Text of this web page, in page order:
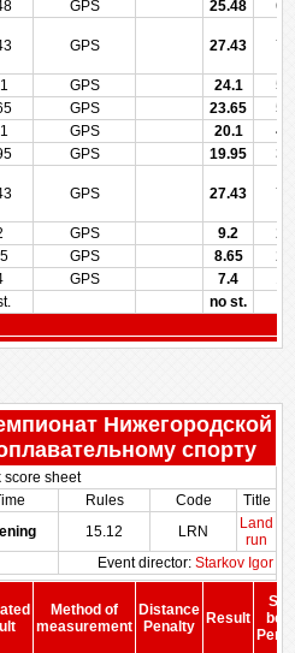
GPS 25.48
GPS 27.43
GPS 24.1
GPS 23.65
GPS 20.1
GPS 19.95
GPS 27.43
GPS 9.2
GPS 8.65
GPS 7.4
no st.
Нижегородской
спорту
score sheet
Rules Code Title
15.12 LRN
Land
run
Event director: Starkov Igor
Method of
measurement
Distance
Penalty
Result